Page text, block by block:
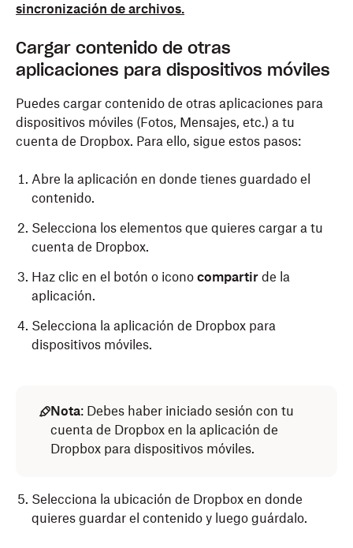
sincronización de archivos.
Cargar contenido de otras
aplicaciones para dispositivos móviles
Puedes cargar contenido de otras aplicaciones para
dispositivos móviles (Fotos, Mensajes, etc.) a tu
cuenta de Dropbox. Para ello, sigue estos pasos:
Abre la aplicación en donde tienes guardado el
contenido.
Selecciona los elementos que quieres cargar a tu
cuenta de Dropbox.
Haz clic en el botón o icono compartir de la
aplicación.
Selecciona la aplicación de Dropbox para
dispositivos móviles.
Nota: Debes haber iniciado sesión con tu
cuenta de Dropbox en la aplicación de
Dropbox para dispositivos móviles.
Selecciona la ubicación de Dropbox en donde
quieres guardar el contenido y luego guárdalo.